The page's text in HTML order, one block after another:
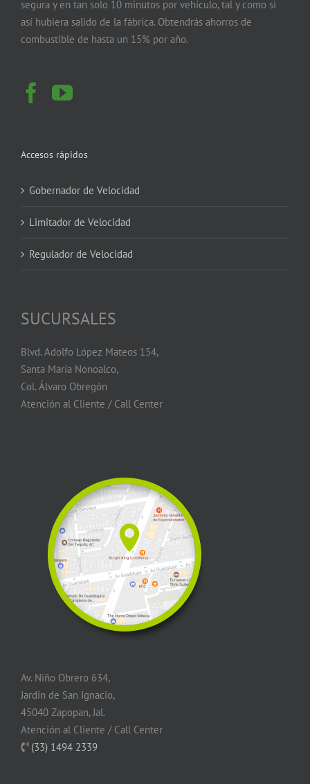
segura y en tan solo 10 minutos por vehículo, tal y como si
así hubiera salido de la fábrica. Obtendrás ahorros de
combustible de hasta un 15% por año.
Accesos rápidos
Gobernador de Velocidad
Limitador de Velocidad
Regulador de Velocidad
SUCURSALES
Blvd. Adolfo López Mateos 154,
Santa María Nonoalco,
Col. Álvaro Obregón
Atención al Cliente / Call Center
Av. Niño Obrero 634,
Jardín de San Ignacio,
45040 Zapopan, Jal.
Atención al Cliente / Call Center
(33) 1494 2339